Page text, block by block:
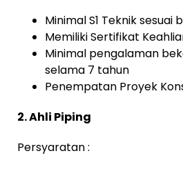
Minimal S1 Teknik sesuai
Memiliki Sertifikat
Minimal pengalaman
selama 7 tahun
Penempatan Proyek
2. Ahli Piping
Persyaratan :